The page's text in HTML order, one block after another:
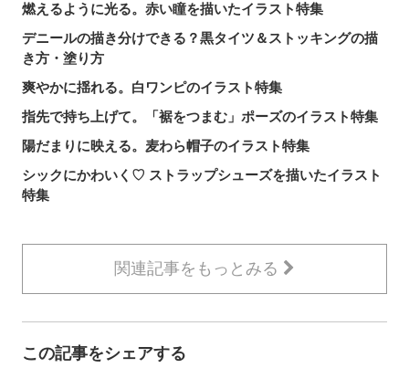
燃えるように光る。赤い瞳を描いたイラスト特集
デニールの描き分けできる？黒タイツ＆ストッキングの描
き方・塗り方
爽やかに揺れる。白ワンピのイラスト特集
指先で持ち上げて。「裾をつまむ」ポーズのイラスト特集
陽だまりに映える。麦わら帽子のイラスト特集
シックにかわいく♡ ストラップシューズを描いたイラスト
特集
関連記事をもっとみる
この記事をシェアする